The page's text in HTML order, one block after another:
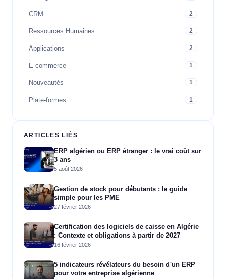
CRM 2
Ressources Humaines 2
Applications 2
E-commerce 1
Nouveautés 1
Plate-formes 1
ARTICLES LIÉS
ERP algérien ou ERP étranger : le vrai coût sur
3 ans
5 août 2026
Gestion de stock pour débutants : le guide
simple pour les PME
27 février 2026
Certification des logiciels de caisse en Algérie
: Contexte et obligations à partir de 2027
16 février 2026
5 indicateurs révélateurs du besoin d'un ERP
pour votre entreprise algérienne